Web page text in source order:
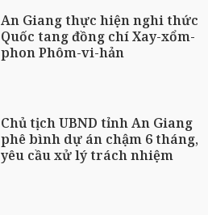
An Giang thực hiện nghi thức
Quốc tang đồng chí Xay-xổm-
phon Phôm-vi-hản
Chủ tịch UBND tỉnh An Giang
phê bình dự án chậm 6 tháng,
yêu cầu xử lý trách nhiệm